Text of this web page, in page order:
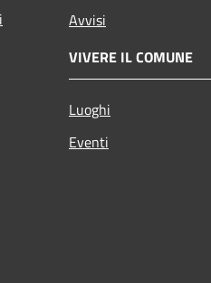
Avvisi
VIVERE IL COMUNE
Luoghi
Eventi